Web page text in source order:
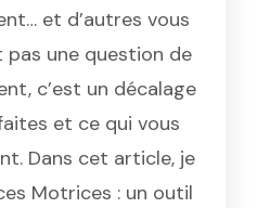
et d’autres vous
pas une question de
c’est un décalage
et ce qui vous
Dans cet article, je
Motrices : un outil